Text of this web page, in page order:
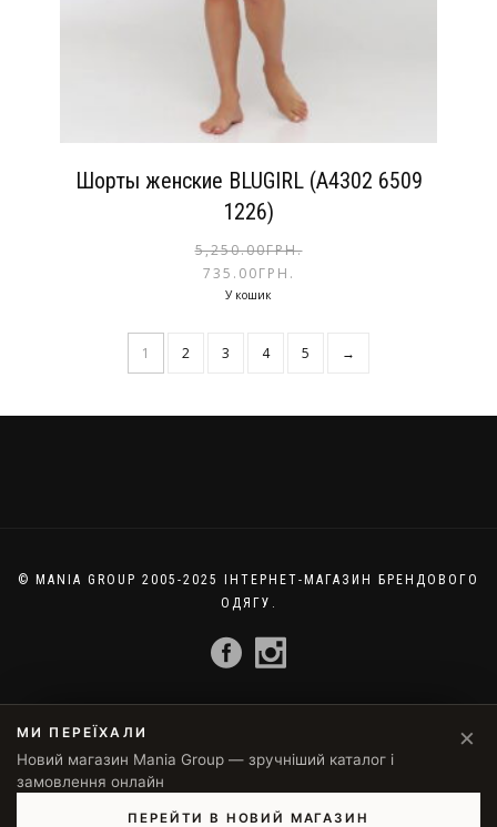
Шорты женские BLUGIRL (A4302 6509
1226)
5,250.00ГРН.
735.00ГРН.
У кошик
1 2 3 4 5 →
МИ ПЕРЕЇХАЛИ
Новий магазин Mania Group — зручніший каталог і
замовлення онлайн
ПЕРЕЙТИ В НОВИЙ МАГАЗИН
×
© MANIA GROUP 2005-2025 ІНТЕРНЕТ-МАГАЗИН БРЕНДОВОГО
ОДЯГУ.